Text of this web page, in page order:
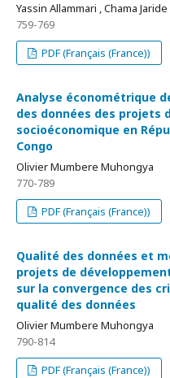
Yassin Allammari , Chama
759-769
PDF (Français (France))
Analyse économétrique
des données des projets
socioéconomique en
Congo
Olivier Mumbere Muhongya
770-789
PDF (Français (France))
Qualité des données et
projets de
sur la convergence des
qualité des données
Olivier Mumbere Muhongya
790-814
PDF (Français (France))